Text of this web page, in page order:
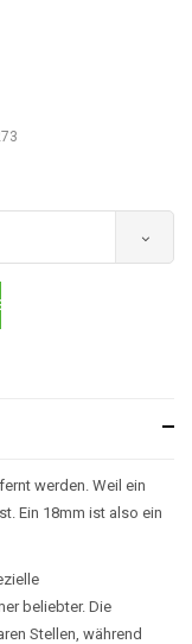
werden. Weil ein
Ein 18mm ist also ein
beliebter. Die
Stellen, während